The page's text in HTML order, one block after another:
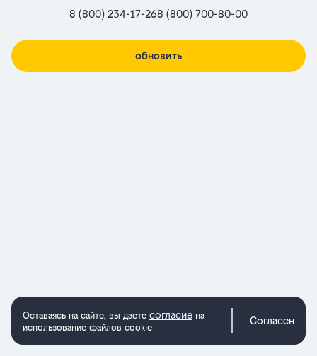
8 (800) 234-17-268 (800) 700-80-00
обновить
Оставаясь на сайте, вы даете согласие на
использование файлов cookie
Согласен